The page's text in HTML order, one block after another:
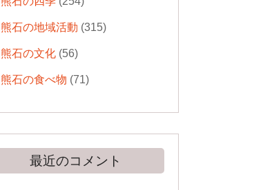
熊石の地域活動 (315)
熊石の文化(56)
熊石の食べ物 (71)
最近のコメント